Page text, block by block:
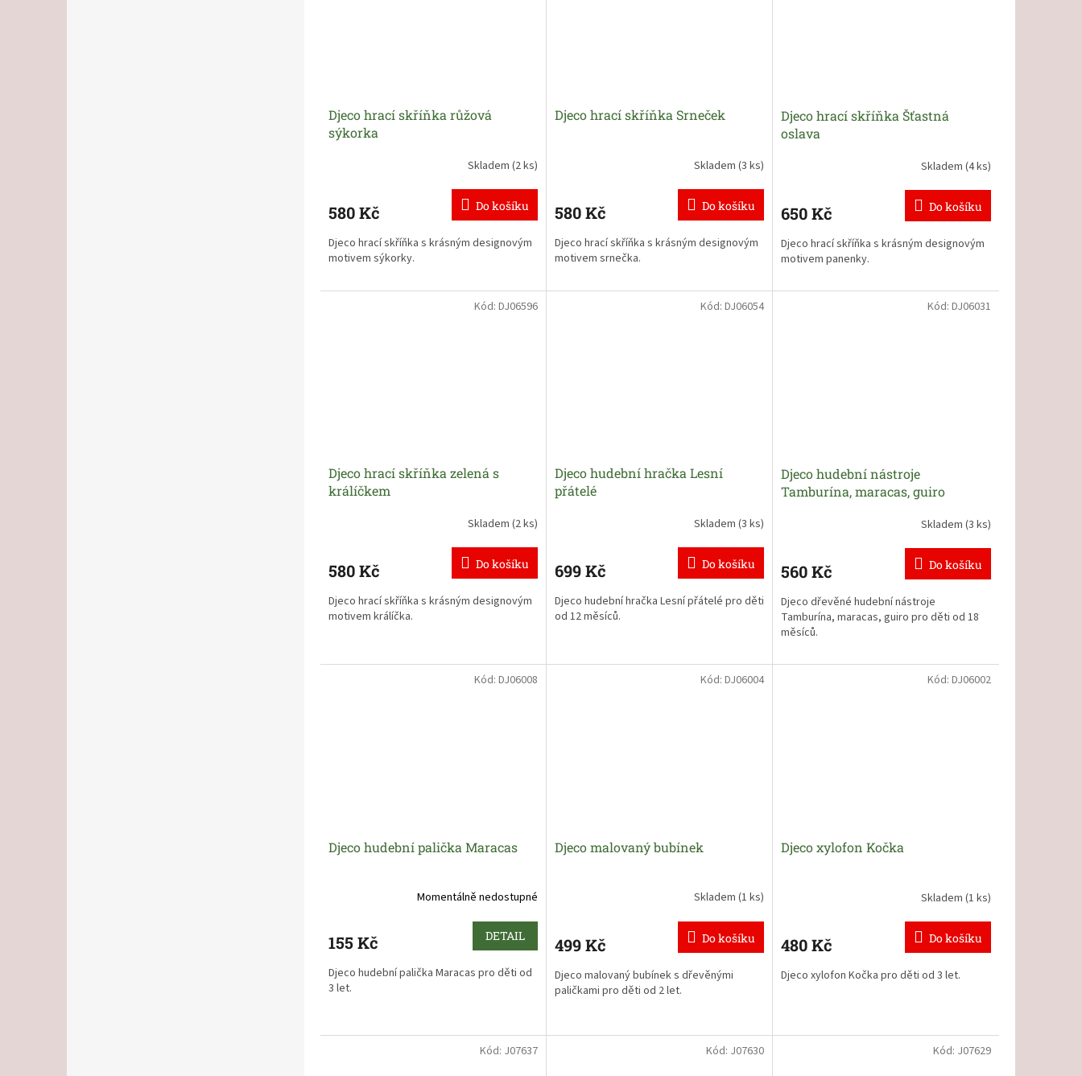
Djeco hrací skříňka růžová
sýkorka
Skladem (2 ks)
580 Kč Do košíku
Djeco hrací skříňka s krásným designovým
motivem sýkorky.
Djeco hrací skříňka Srneček
Skladem (3 ks)
580 Kč Do košíku
Djeco hrací skříňka s krásným designovým
motivem srnečka.
Djeco hrací skříňka Šťastná
oslava
Skladem (4 ks)
650 Kč Do košíku
Djeco hrací skříňka s krásným designovým
motivem panenky.
Djeco hrací skříňka zelená s
králíčkem
Skladem (2 ks)
580 Kč Do košíku
Djeco hrací skříňka s krásným designovým
motivem králíčka.
Kód: DJ06596
Djeco hudební hračka Lesní
přátelé
Skladem (3 ks)
699 Kč Do košíku
Djeco hudební hračka Lesní přátelé pro děti
od 12 měsíců.
Kód: DJ06054
Djeco hudební nástroje
Tamburína, maracas, guiro
Skladem (3 ks)
560 Kč Do košíku
Djeco dřevěné hudební nástroje
Tamburína, maracas, guiro pro děti od 18
měsíců.
Kód: DJ06031
Djeco hudební palička Maracas
Momentálně nedostupné
155 Kč DETAIL
Djeco hudební palička Maracas pro děti od
3 let.
Kód: DJ06008
Djeco malovaný bubínek
Skladem (1 ks)
499 Kč Do košíku
Djeco malovaný bubínek s dřevěnými
paličkami pro děti od 2 let.
Kód: DJ06004
Djeco xylofon Kočka
Skladem (1 ks)
480 Kč Do košíku
Djeco xylofon Kočka pro děti od 3 let.
Kód: DJ06002
Kód: J07637 Kód: J07630 Kód: J07629